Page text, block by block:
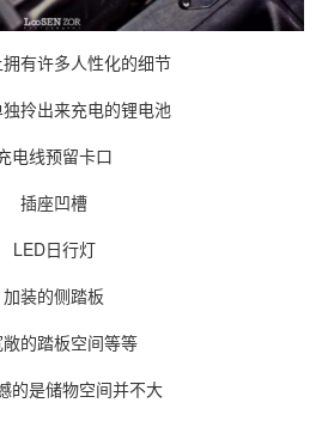
有许多人性化的细节
拎出来充电的锂电池
电线预留卡口
插座凹槽
LED日行灯
加装的侧踏板
的踏板空间等等
的是储物空间并不大